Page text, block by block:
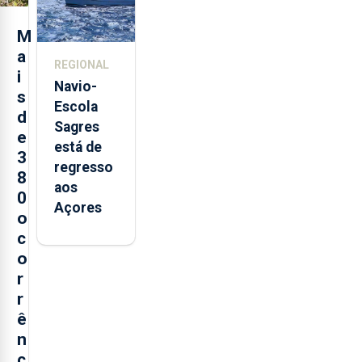
M
a
i
s
d
e
3
8
0
o
c
o
r
r
ê
n
e cria 30
postos de
REGIONAL
Navio-
Escola
Sagres
está de
regresso
aos
Açores